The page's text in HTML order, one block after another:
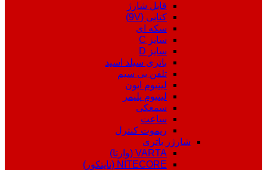
قابل شارژ
کتابی (9V)
سکه ای
سایز C
سایز D
باتری سیلد اسید
تلفن بی سیم
لیتیوم ایون
لیتیوم پلیمر
سمعکی
ساعت
ریموت کنترل
شارژر باتری
VARTA (وارتا)
NITECORE (نایتکور)